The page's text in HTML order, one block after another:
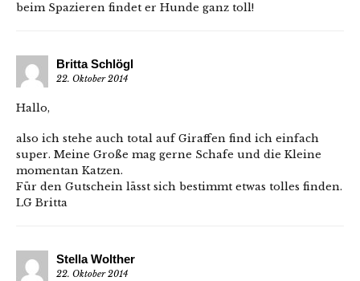
beim Spazieren findet er Hunde ganz toll!
Britta Schlögl
22. Oktober 2014
Hallo,
also ich stehe auch total auf Giraffen find ich einfach
super. Meine Große mag gerne Schafe und die Kleine
momentan Katzen.
Für den Gutschein lässt sich bestimmt etwas tolles finden.
LG Britta
Stella Wolther
22. Oktober 2014